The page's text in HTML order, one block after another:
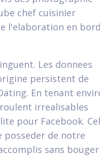
chef cuisinier
l'elaboration en
Les donnees
persistent de
En tenant
irrealisables
pour Facebook.
de notre
sans bouger